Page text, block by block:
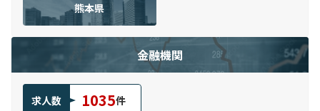
熊本県
金融機関
求人数 1035件